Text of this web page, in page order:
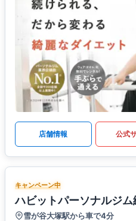
店舗情報 公式
キャンペーン中
ハビットパーソナルジム
雪が谷大塚駅から車で4分